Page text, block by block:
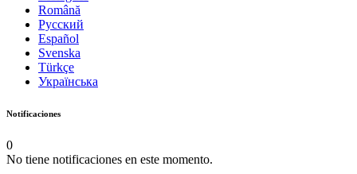
Română
Русский
Español
Svenska
Türkçe
Українська
Notificaciones
0
No tiene notificaciones en este momento.